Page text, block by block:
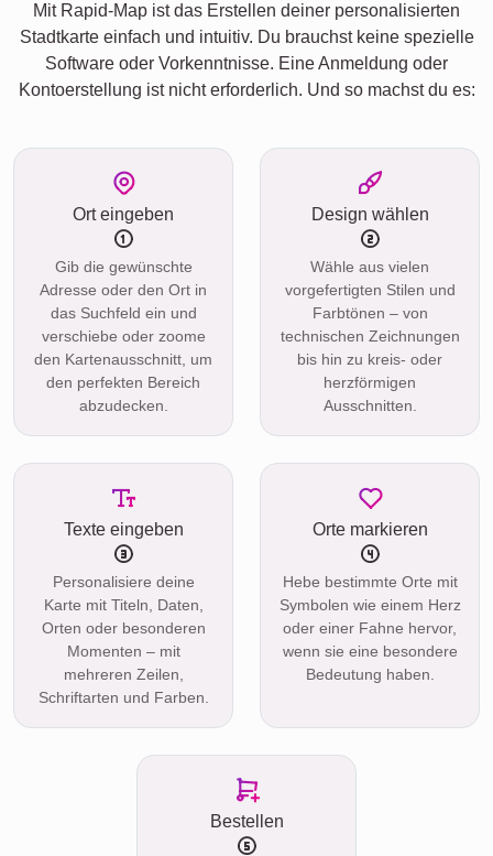
Mit Rapid-Map ist das Erstellen deiner personalisierten
Stadtkarte einfach und intuitiv. Du brauchst keine spezielle
Software oder Vorkenntnisse. Eine Anmeldung oder
Kontoerstellung ist nicht erforderlich. Und so machst du es:
Ort eingeben
Gib die gewünschte
Adresse oder den Ort in
das Suchfeld ein und
verschiebe oder zoome
den Kartenausschnitt, um
den perfekten Bereich
abzudecken.
Design wählen
Wähle aus vielen
vorgefertigten Stilen und
Farbtönen – von
technischen Zeichnungen
bis hin zu kreis- oder
herzförmigen
Ausschnitten.
Texte eingeben
Personalisiere deine
Karte mit Titeln, Daten,
Orten oder besonderen
Momenten – mit
mehreren Zeilen,
Schriftarten und Farben.
Orte markieren
Hebe bestimmte Orte mit
Symbolen wie einem Herz
oder einer Fahne hervor,
wenn sie eine besondere
Bedeutung haben.
Bestellen